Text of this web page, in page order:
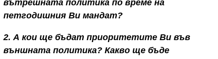
вътрешната политика по време на
петгодишния Ви мандат?
2. А кои ще бъдат приоритетите Ви във
външната политика? Какво ще бъде